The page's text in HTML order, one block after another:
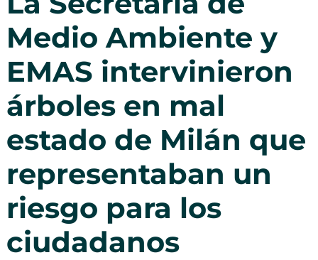
Medio Ambiente y
EMAS intervinieron
árboles en mal
estado de Milán que
representaban un
riesgo para los
ciudadanos